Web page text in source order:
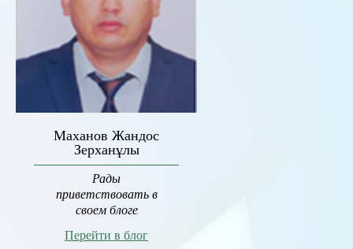
Маханов Жандос
Зерханұлы
Рады
приветствовать в
своем блоге
Перейти в блог